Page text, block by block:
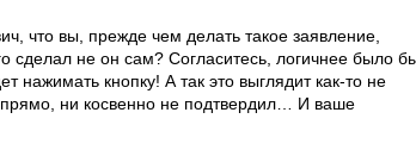
что вы, прежде чем делать такое заявление,
сделал не он сам? Согласитесь, логичнее было
нажимать кнопку! А так это выглядит как-то не
прямо, ни косвенно не подтвердил… И ваше